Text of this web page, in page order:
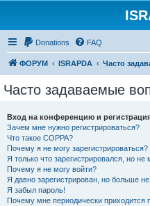
Donations FAQ
ФОРУМ ISRAPDA Часто
Часто задаваемые
Вход на конференцию и
Зачем мне нужно регистрироваться?
Что такое COPPA?
Почему я не могу зарегистрироваться?
Я только что зарегистрировался, но не
Почему я не могу войти?
Я давно зарегистрирован, но больше
Я забыл пароль!
Почему мне периодически приходится